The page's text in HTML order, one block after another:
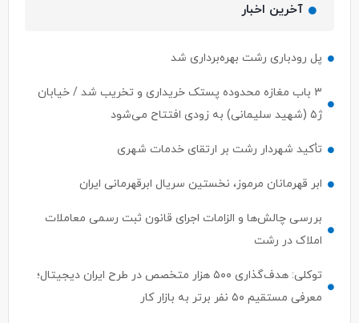
آخرین اخبار
پل رودباری رشت بهره‌برداری شد
۳ باب مغازه محدوده پستک خریداری و تخریب شد / خیابان
ژ۵ (شهید سلیمانی) به زودی افتتاح می‌شود
تأکید شهردار رشت بر ارتقای خدمات شهری
ابر قهرمانان مرموز، نخستین سریال ابرقهرمانی ایران
بررسی چالش‌ها و الزامات اجرای قانون ثبت رسمی معاملات
املاک در رشت
توکلی: هدف‌گذاری ۵۰۰ هزار متخصص در طرح ایران دیجیتال؛
معرفی مستقیم ۵۰ نفر برتر به بازار کار